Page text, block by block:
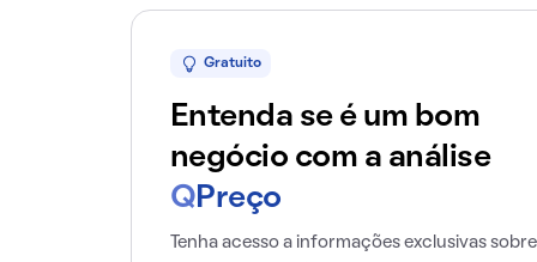
Gratuito
Entenda se é um bom
negócio com a análise
Q Preço
Tenha acesso a informações exclusivas